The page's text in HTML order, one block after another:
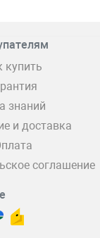
купить
знаний
и доставка
соглашение